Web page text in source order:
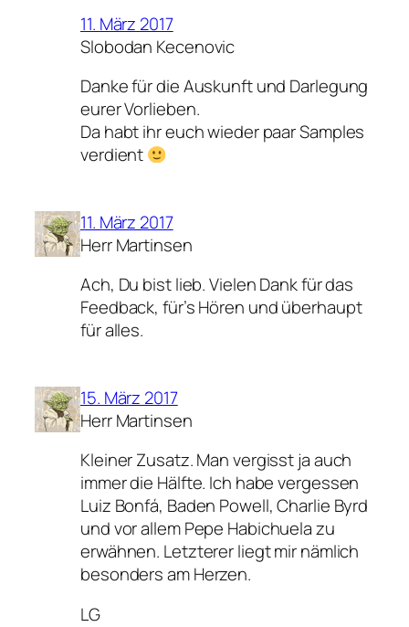
11. März 2017
Slobodan Kecenovic
Danke für die Auskunft und Darlegung
eurer Vorlieben.
Da habt ihr euch wieder paar Samples
verdient
11. März 2017
Herr Martinsen
Ach, Du bist lieb. Vielen Dank für das
Feedback, für’s Hören und überhaupt
für alles.
15. März 2017
Herr Martinsen
Kleiner Zusatz. Man vergisst ja auch
immer die Hälfte. Ich habe vergessen
Luiz Bonfá, Baden Powell, Charlie Byrd
und vor allem Pepe Habichuela zu
erwähnen. Letzterer liegt mir nämlich
besonders am Herzen.
LG